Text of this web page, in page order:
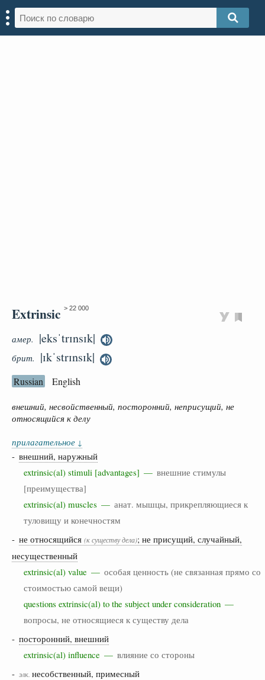
Extrinsic > 22 000
амер. |eksˈtrɪnsɪk|
брит. |ɪkˈstrɪnsɪk|
Russian English
внешний, несвойственный, посторонний, неприсущий, не
относящийся к делу
прилагательное ↓
- внешний, наружный
extrinsic(al) stimuli [advantages] — внешние стимулы
[преимущества]
extrinsic(al) muscles — анат. мышцы, прикрепляющиеся к
туловищу и конечностям
- не относящийся (к существу дела); не присущий, случайный,
несущественный
extrinsic(al) value — особая ценность (не связанная прямо со
стоимостью самой вещи)
questions extrinsic(al) to the subject under consideration —
вопросы, не относящиеся к существу дела
- посторонний, внешний
extrinsic(al) influence — влияние со стороны
- элк. несобственный, примесный